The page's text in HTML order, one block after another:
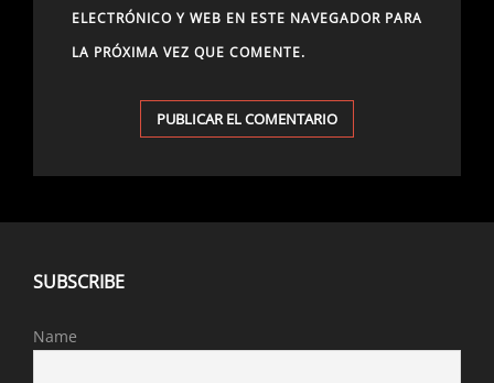
ELECTRÓNICO Y WEB EN ESTE NAVEGADOR PARA
LA PRÓXIMA VEZ QUE COMENTE.
SUBSCRIBE
Name